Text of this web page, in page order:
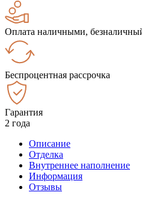
Оплата наличными,
Беспроцентная рассрочка
Гарантия
2 года
Описание
Отделка
Внутреннее наполнение
Информация
Отзывы